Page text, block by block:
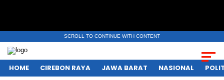
SCROLL TO CONTINUE WITH CONTENT
HOME CIREBON RAYA JAWA BARAT NASIONAL